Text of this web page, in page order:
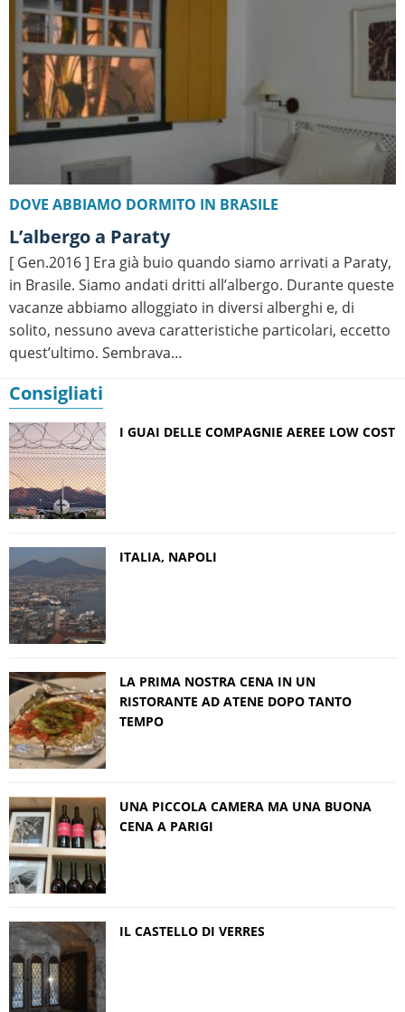
DOVE ABBIAMO DORMITO IN BRASILE
L’albergo a Paraty
[ Gen.2016 ] Era già buio quando siamo arrivati a Paraty,
in Brasile. Siamo andati dritti all’albergo. Durante queste
vacanze abbiamo alloggiato in diversi alberghi e, di
solito, nessuno aveva caratteristiche particolari, eccetto
quest’ultimo. Sembrava…
Consigliati
I GUAI DELLE COMPAGNIE AEREE LOW COST
ITALIA, NAPOLI
LA PRIMA NOSTRA CENA IN UN
RISTORANTE AD ATENE DOPO TANTO
TEMPO
UNA PICCOLA CAMERA MA UNA BUONA
CENA A PARIGI
IL CASTELLO DI VERRES